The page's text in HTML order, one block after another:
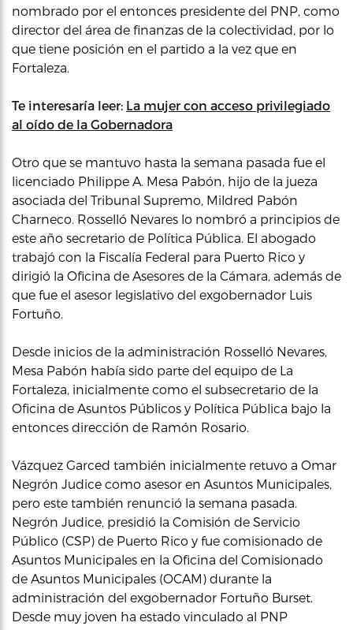
nombrado por el entonces presidente del PNP, como
director del área de finanzas de la colectividad, por lo
que tiene posición en el partido a la vez que en
Fortaleza.
Te interesaría leer: La mujer con acceso privilegiado
al oído de la Gobernadora
Otro que se mantuvo hasta la semana pasada fue el
licenciado Philippe A. Mesa Pabón, hijo de la jueza
asociada del Tribunal Supremo, Mildred Pabón
Charneco. Rosselló Nevares lo nombró a principios de
este año secretario de Política Pública. El abogado
trabajó con la Fiscalía Federal para Puerto Rico y
dirigió la Oficina de Asesores de la Cámara, además de
que fue el asesor legislativo del exgobernador Luis
Fortuño.
Desde inicios de la administración Rosselló Nevares,
Mesa Pabón había sido parte del equipo de La
Fortaleza, inicialmente como el subsecretario de la
Oficina de Asuntos Públicos y Política Pública bajo la
entonces dirección de Ramón Rosario.
Vázquez Garced también inicialmente retuvo a Omar
Negrón Judice como asesor en Asuntos Municipales,
pero este también renunció la semana pasada.
Negrón Judice, presidió la Comisión de Servicio
Público (CSP) de Puerto Rico y fue comisionado de
Asuntos Municipales en la Oficina del Comisionado
de Asuntos Municipales (OCAM) durante la
administración del exgobernador Fortuño Burset.
Desde muy joven ha estado vinculado al PNP